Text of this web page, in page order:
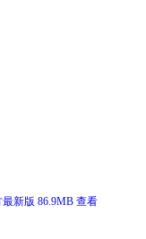
新版 86.9MB 查看